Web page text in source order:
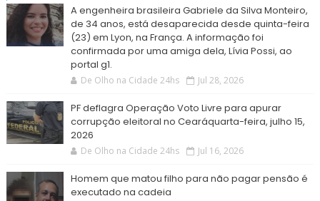
A engenheira brasileira Gabriele da Silva Monteiro,
de 34 anos, está desaparecida desde quinta-feira
(23) em Lyon, na França. A informação foi
confirmada por uma amiga dela, Lívia Possi, ao
portal g1.
De Olho na Cidade 24hs Jul 28, 2026
PF deflagra Operação Voto Livre para apurar
corrupção eleitoral no Cearáquarta-feira, julho 15,
2026
De Olho na Cidade 24hs Jul 16, 2026
Homem que matou filho para não pagar pensão é
executado na cadeia